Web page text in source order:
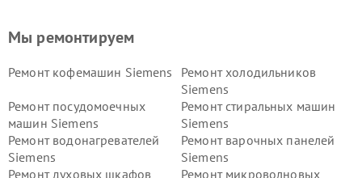
Мы ремонтируем
Ремонт кофемашин Siemens
Ремонт холодильников
Siemens
Ремонт посудомоечных
машин Siemens
Ремонт стиральных машин
Siemens
Ремонт водонагревателей
Siemens
Ремонт варочных панелей
Siemens
Ремонт духовых шкафов
Ремонт микроволновых